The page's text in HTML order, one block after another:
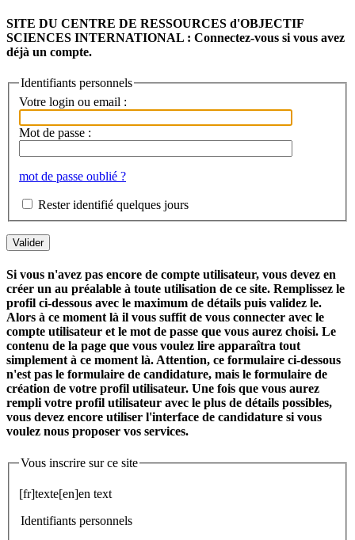
SITE DU CENTRE DE RESSOURCES d'OBJECTIF
SCIENCES INTERNATIONAL : Connectez-vous si vous avez
déjà un compte.
Identifiants personnels
Votre login ou email :
Mot de passe :
mot de passe oublié ?
Rester identifié quelques jours
Si vous n'avez pas encore de compte utilisateur, vous devez en
créer un au préalable à toute utilisation de ce site. Remplissez le
profil ci-dessous avec le maximum de détails puis validez le.
Alors à ce moment là il vous suffit de vous connecter avec le
compte utilisateur et le mot de passe que vous aurez choisi. Le
contenu de la page que vous voulez lire apparaîtra tout
simplement à ce moment là. Attention, ce formulaire ci-dessous
n'est pas le formulaire de candidature, mais le formulaire de
création de votre profil utilisateur. Une fois que vous aurez
rempli votre profil utilisateur avec le plus de détails possibles,
vous devez encore utiliser l'interface de candidature si vous
voulez nous proposer vos services.
Vous inscrire sur ce site
[fr]texte[en]en text
Identifiants personnels